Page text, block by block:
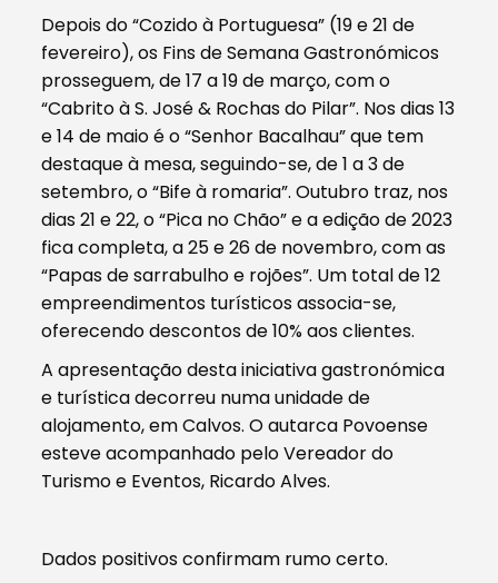
Depois do “Cozido à Portuguesa” (19 e 21 de
fevereiro), os Fins de Semana Gastronómicos
prosseguem, de 17 a 19 de março, com o
“Cabrito à S. José & Rochas do Pilar”. Nos dias 13
e 14 de maio é o “Senhor Bacalhau” que tem
destaque à mesa, seguindo-se, de 1 a 3 de
setembro, o “Bife à romaria”. Outubro traz, nos
dias 21 e 22, o “Pica no Chão” e a edição de 2023
fica completa, a 25 e 26 de novembro, com as
“Papas de sarrabulho e rojões”. Um total de 12
empreendimentos turísticos associa-se,
oferecendo descontos de 10% aos clientes.
A apresentação desta iniciativa gastronómica
e turística decorreu numa unidade de
alojamento, em Calvos. O autarca Povoense
esteve acompanhado pelo Vereador do
Turismo e Eventos, Ricardo Alves.
Dados positivos confirmam rumo certo.